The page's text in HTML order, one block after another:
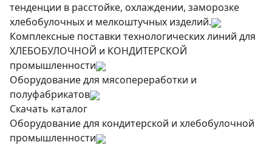
тенденции в расстойке, охлаждении, заморозке
хлебобулочных и мелкоштучных изделий.
Комплексные поставки технологических линий для
ХЛЕБОБУЛОЧНОЙ и КОНДИТЕРСКОЙ
промышленности
Оборудование для мясопереработки и
полуфабрикатов
Скачать каталог
Оборудование для кондитерской и хлебобулочной
промышленности